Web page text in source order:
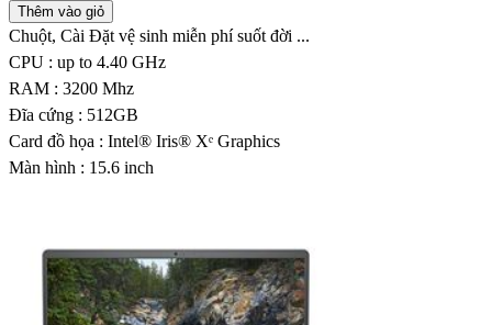
Thêm vào giỏ
Chuột, Cài Đặt vệ sinh miễn phí suốt đời ...
CPU : up to 4.40 GHz
RAM : 3200 Mhz
Đĩa cứng : 512GB
Card đồ họa : Intel® Iris® Xᵉ Graphics
Màn hình : 15.6 inch